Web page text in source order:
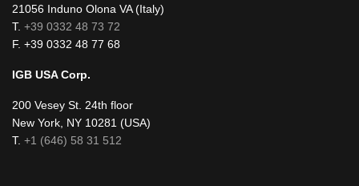
21056 Induno Olona VA (Italy)
T. +39 0332 48 73 72
F. +39 0332 48 77 68
IGB USA Corp.
200 Vesey St. 24th floor
New York, NY 10281 (USA)
T. +1 (646) 58 31 512